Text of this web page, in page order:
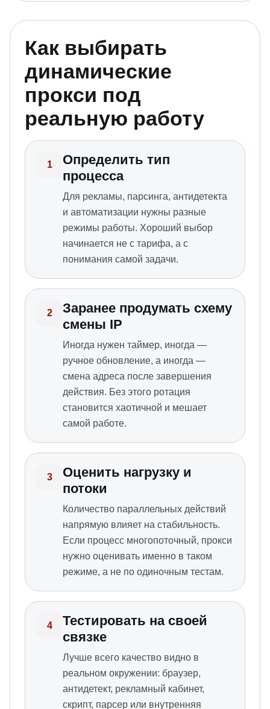
Как выбирать
динамические
прокси под
реальную работу
1
Определить тип
процесса
Для рекламы, парсинга, антидетекта
и автоматизации нужны разные
режимы работы. Хороший выбор
начинается не с тарифа, а с
понимания самой задачи.
2
Заранее продумать схему
смены IP
Иногда нужен таймер, иногда —
ручное обновление, а иногда —
смена адреса после завершения
действия. Без этого ротация
становится хаотичной и мешает
самой работе.
3
Оценить нагрузку и
потоки
Количество параллельных действий
напрямую влияет на стабильность.
Если процесс многопоточный, прокси
нужно оценивать именно в таком
режиме, а не по одиночным тестам.
4
Тестировать на своей
связке
Лучше всего качество видно в
реальном окружении: браузер,
антидетект, рекламный кабинет,
скрипт, парсер или внутренняя